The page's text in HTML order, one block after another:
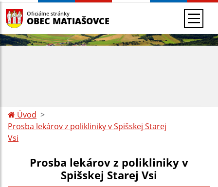
Oficiálne stránky
OBEC MATIAŠOVCE
Úvod
Prosba lekárov z polikliniky v Spišskej Starej
Vsi
Prosba lekárov z polikliniky v
Spišskej Starej Vsi